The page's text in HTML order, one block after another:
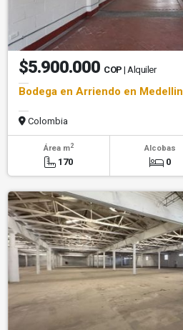
$5.900.000 COP | Alquiler
Bodega en Arriendo en Medellin
Colombia
Área m2
170
Alcobas
0